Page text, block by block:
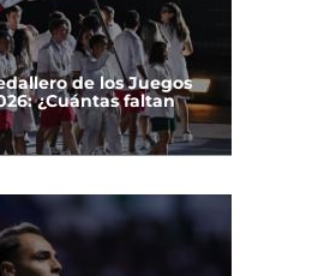
de los Juegos
¿Cuántas faltan